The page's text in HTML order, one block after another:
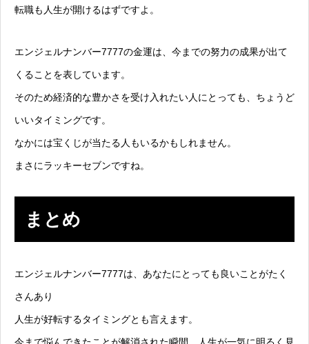
転職も人生が開けるはずですよ。
エンジェルナンバー7777の金運は、今までの努力の成果が出て
くることを表しています。
そのため経済的な豊かさを受け入れたい人にとっても、ちょうど
いいタイミングです。
なかには宝くじが当たる人もいるかもしれません。
まさにラッキーセブンですね。
まとめ
エンジェルナンバー7777は、あなたにとっても良いことがたく
さんあり
人生が好転するタイミングとも言えます。